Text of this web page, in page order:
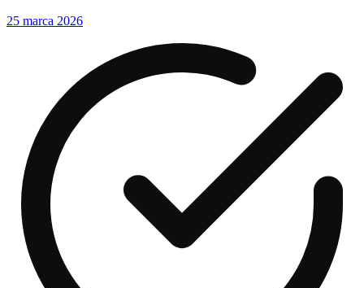
25 marca 2026